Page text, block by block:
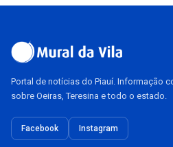
Portal de notícias do Piauí. Informação
sobre Oeiras, Teresina e todo o estado.
Facebook Instagram